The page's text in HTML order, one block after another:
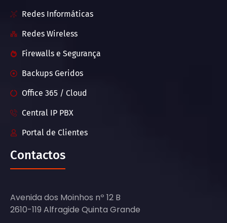
Redes Informáticas
Redes Wireless
Firewalls e Segurança
Backups Geridos
Office 365 / Cloud
Central IP PBX
Portal de Clientes
Contactos
Avenida dos Moinhos nº 12 B
2610-119 Alfragide Quinta Grande